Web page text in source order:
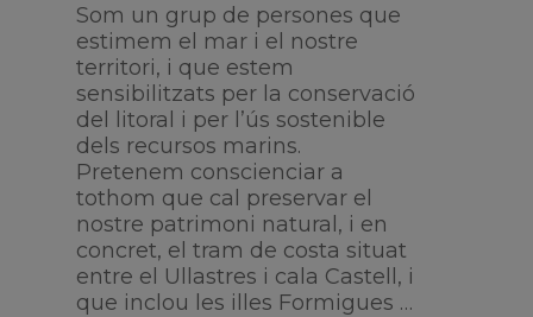
Som un grup de persones que
estimem el mar i el nostre
territori, i que estem
sensibilitzats per la conservació
del litoral i per l’ús sostenible
dels recursos marins.
Pretenem conscienciar a
tothom que cal preservar el
nostre patrimoni natural, i en
concret, el tram de costa situat
entre el Ullastres i cala Castell, i
que inclou les illes Formigues …